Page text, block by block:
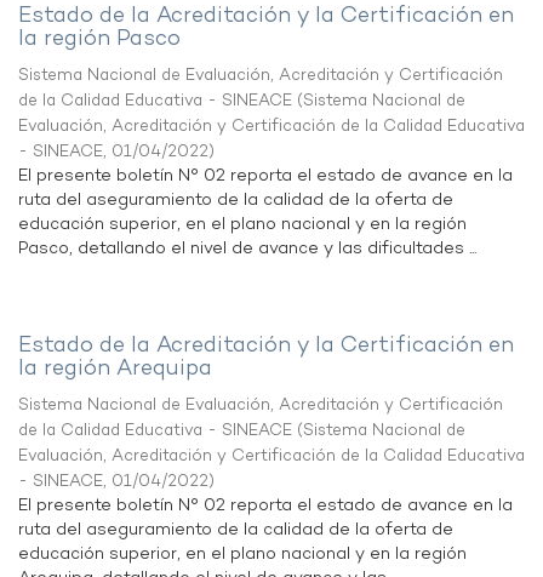
Estado de la Acreditación y la Certificación en
la región Pasco
Sistema Nacional de Evaluación, Acreditación y Certificación
de la Calidad Educativa - SINEACE (Sistema Nacional de
Evaluación, Acreditación y Certificación de la Calidad Educativa
- SINEACE, 01/04/2022)
El presente boletín N° 02 reporta el estado de avance en la
ruta del aseguramiento de la calidad de la oferta de
educación superior, en el plano nacional y en la región
Pasco, detallando el nivel de avance y las dificultades ...
Estado de la Acreditación y la Certificación en
la región Arequipa
Sistema Nacional de Evaluación, Acreditación y Certificación
de la Calidad Educativa - SINEACE (Sistema Nacional de
Evaluación, Acreditación y Certificación de la Calidad Educativa
- SINEACE, 01/04/2022)
El presente boletín N° 02 reporta el estado de avance en la
ruta del aseguramiento de la calidad de la oferta de
educación superior, en el plano nacional y en la región